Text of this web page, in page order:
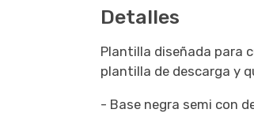
Detalles
Plantilla diseñada para
plantilla de descarga y
- Base negra semi con